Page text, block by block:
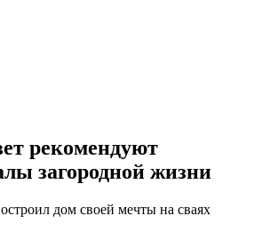
рекомендуют
загородной жизни
дом своей мечты на сваях